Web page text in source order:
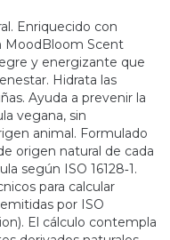
Enriquecido con
MoodBloom Scent
y energizante que
Hidrata las
Ayuda a prevenir la
vegana, sin
animal. Formulado
origen natural de cada
según ISO 16128‑1.
para calcular
por ISO
El cálculo contempla